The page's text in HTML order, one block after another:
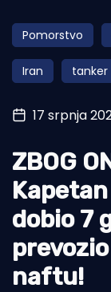
Obala
Otoci
Turizam i
Pomorstvo
Ekologija
Tradicija i
Pomorstvo
Iran tanker
17 srpnja
ZBOG
dobio 7
naftu!